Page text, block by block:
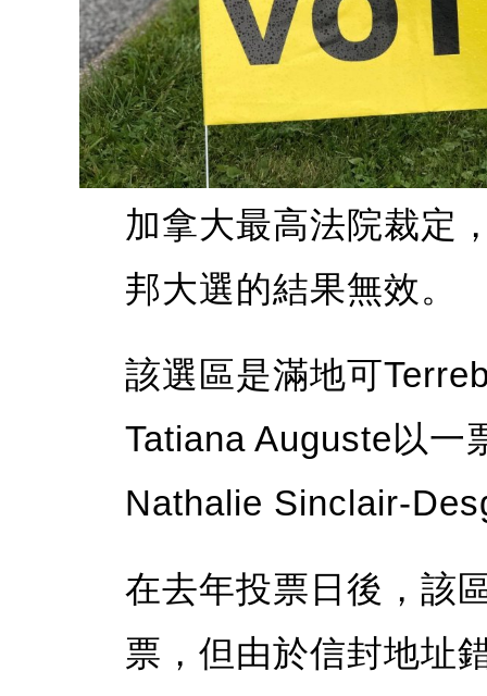
加拿大最高法院裁定
邦大選的結果無效。
該選區是滿地可
Tatiana Auguste以一
Nathalie Sinclair-
在去年投票日後，該
票，但由於信封地址